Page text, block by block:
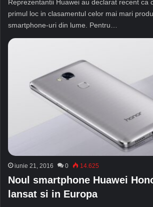
Reprezentantii Huawei au declarat recent ca
primul loc in clasamentul celor mai mari
smartphone-uri din lume. Pentru…
iunie 21, 2016 0 14.625
Noul smartphone Huawei
lansat si in Europa